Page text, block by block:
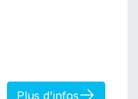
Plus d'infos